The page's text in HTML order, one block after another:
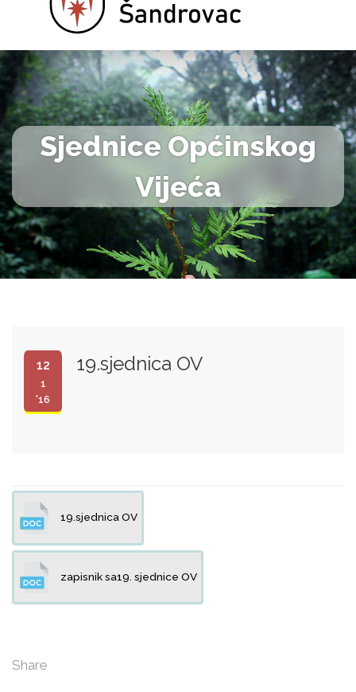
Sjednice Općinskog
Vijeća
12
1
'16
19.sjednica OV
19.sjednica OV
zapisnik sa19. sjednice OV
Share